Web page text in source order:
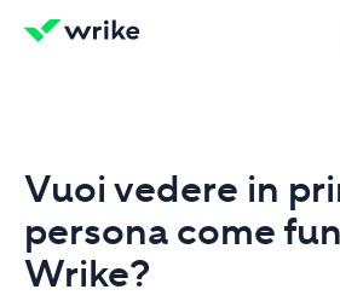
Vuoi vedere in
persona come
Wrike?